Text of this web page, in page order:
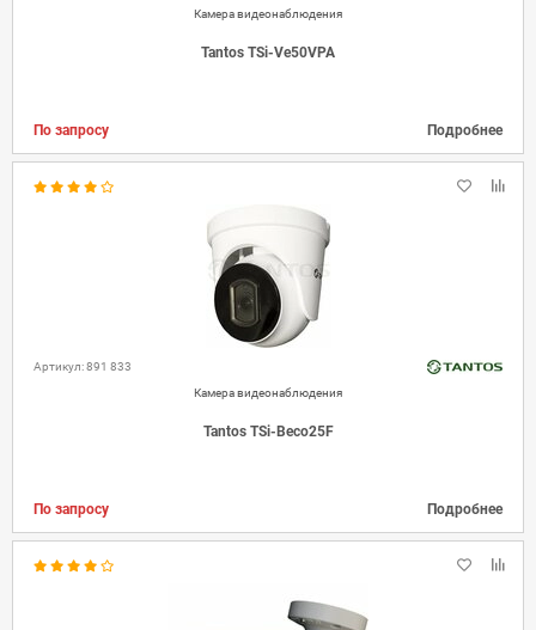
Камера видеонаблюдения
Tantos TSi-Ve50VPA
По запросу Подробнее
Артикул: 891 833
Камера видеонаблюдения
Tantos TSi-Beco25F
По запросу Подробнее